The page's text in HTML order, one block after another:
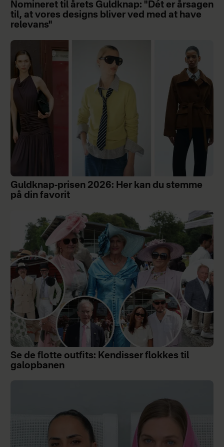
Nomineret til årets Guldknap: "Dét er årsagen
til, at vores designs bliver ved med at have
relevans"
Guldknap-prisen 2026: Her kan du stemme
på din favorit
Se de flotte outfits: Kendisser flokkes til
galopbanen